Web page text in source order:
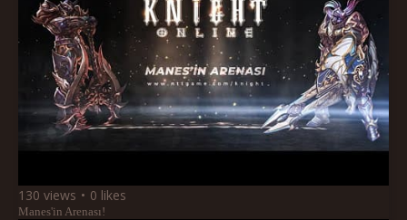
130 views 0 likes
Manes'in Arenası!